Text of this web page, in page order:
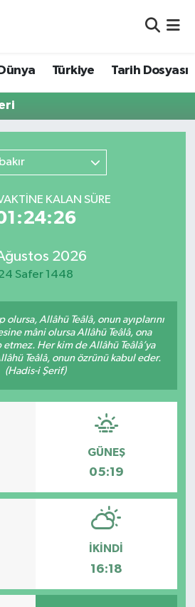
Dünya Türkiye Tarih Dosyası
KALAN SÜRE
2026
Safer 1448
olursa, Allâhü Teâlâ, onun ayıplarını
mâni olursa Allâhü Teâlâ, ona
etmez. Her kim de Allâhü Teâlâ’ya
Teâlâ, onun özrünü kabul eder.
(Hadis-i Şerif)
GÜNEŞ
05:19
İKINDI
16:18
Durumu ve Fikstür